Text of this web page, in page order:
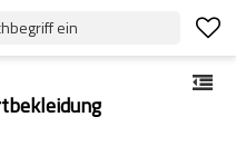
ein